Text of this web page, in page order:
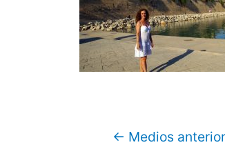
Navegación
← Medios anterior